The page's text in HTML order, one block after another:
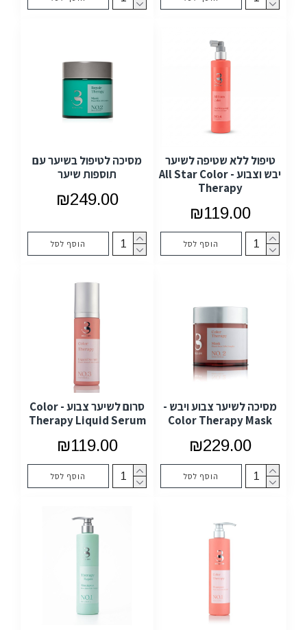
טיפול ללא שטיפה לשיער
יבש וצבוע - All Star Color
Therapy
₪119.00
הוסף לסל
מסיכה לטיפול בשיער עם
תוספות שיער
₪249.00
הוסף לסל
מסיכה לשיער צבוע ויבש -
Color Therapy Mask
₪229.00
הוסף לסל
סרום לשיער צבוע - Color
Therapy Liquid Serum
₪119.00
הוסף לסל